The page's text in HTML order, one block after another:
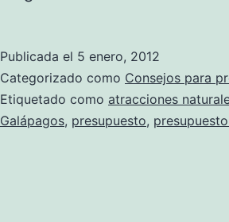
Publicada el 5 enero, 2012
Categorizado como Consejos para
Etiquetado como atracciones
Galápagos, presupuesto,